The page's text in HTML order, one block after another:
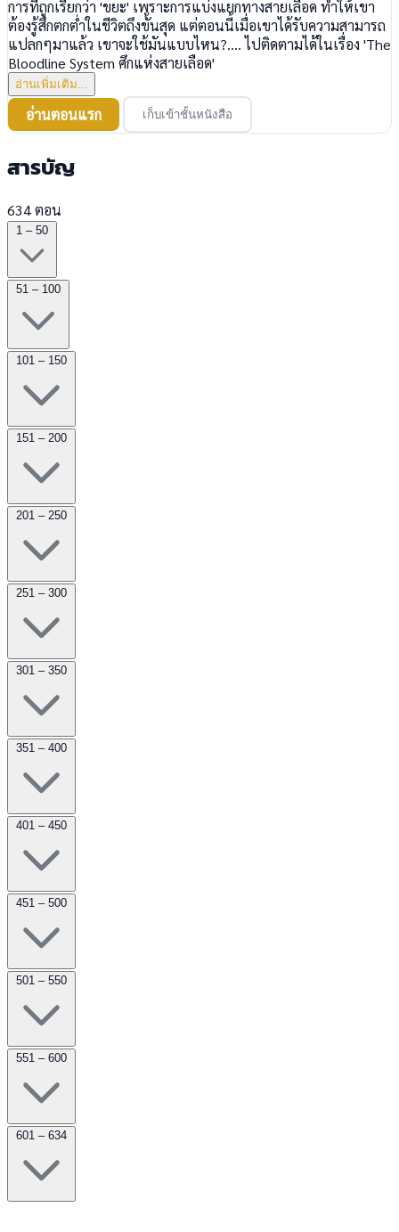
การที่ถูกเรียกว่า 'ขยะ' เพราะการแบ่งแยกทางสายเลือด ทำให้เขา
ต้องรู้สึกตกต่ำในชีวิตถึงขั้นสุด แต่ตอนนี้เมื่อเขาได้รับความสามารถ
แปลกๆมาแล้ว เขาจะใช้มันแบบไหน?.... ไปติดตามได้ในเรื่อง 'The
Bloodline System ศึกแห่งสายเลือด'
อ่านเพิ่มเติม...
อ่านตอนแรก เก็บเข้าชั้นหนังสือ
สารบัญ
634 ตอน
1 – 50
51 – 100
101 – 150
151 – 200
201 – 250
251 – 300
301 – 350
351 – 400
401 – 450
451 – 500
501 – 550
551 – 600
601 – 634